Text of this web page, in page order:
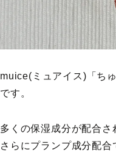
muice(ミュアイス)「ち
です。
多くの保湿成分が配合さ
さらにプランプ成分配合